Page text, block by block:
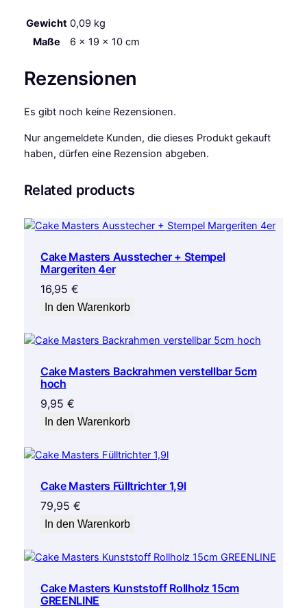
E
N
M
e
n
Gewicht 0,09 kg
Maße
6 × 19 × 10 cm
Rezensionen
Es gibt noch keine Rezensionen.
Nur angemeldete Kunden, die dieses Produkt gekauft
haben, dürfen eine Rezension abgeben.
Related products
Cake Masters Ausstecher + Stempel
Margeriten 4er
16,95 €
In den Warenkorb
Cake Masters Backrahmen verstellbar 5cm
hoch
9,95 €
In den Warenkorb
Cake Masters Fülltrichter 1,9l
79,95 €
In den Warenkorb
Cake Masters Kunststoff Rollholz 15cm
GREENLINE